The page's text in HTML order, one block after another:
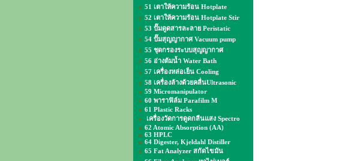
51 เตาให้ความร้อน Hotplate
52 เตาให้ความร้อน Hotplate Stir
53 ปั๊มดูดสารละลาย Peristatic
54 ปั๊มสุญญากาศ Vacuum pump
55 ชุดกรองระบบสุญญากาศ
56 อ่างต้มน้ำ Water Bath
57 เครื่องหล่อเย็น Cooling
58 เครื่องล้างด้วยคลื่นUltrasonic
59 Micromanipulator
60 พาราฟิล์ม Parafilm M
61 Plastic Racks
เครื่องวัดการดูดกลืนแสง Spectro
62 Atomic Absorption (AA)
63 HPLC
64 Digester, Kjeldahl Distiller
65 Fat Analyzer สกัดไขมัน